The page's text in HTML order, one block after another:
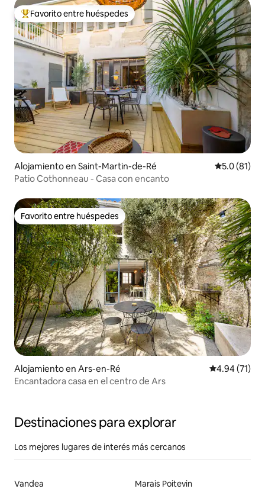
Favorito entre huéspedes preferido
Favorito entre huéspedes
Alojamiento en Saint-Martin-de-Ré Calificación
5.0 (81)
Patio Cothonneau - Casa con encanto
Favorito entre huéspedes
Favorito entre huéspedes
Alojamiento en Ars-en-Ré Calificación
4.94 (71)
Encantadora casa en el centro de Ars
Destinaciones para explorar
Los mejores lugares de interés más cercanos
Vandea Marais Poitevin